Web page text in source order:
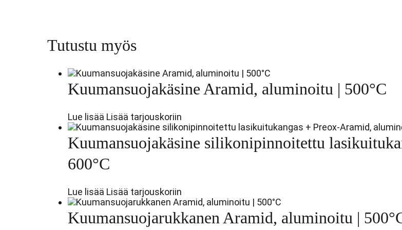
Tutustu myös
Kuumansuojakäsine Aramid, aluminoitu | 500°C
Lue lisää Lisää tarjouskoriin
Kuumansuojakäsine silikonipinnoitettu
600°C
Lue lisää Lisää tarjouskoriin
Kuumansuojarukkanen Aramid, aluminoitu |